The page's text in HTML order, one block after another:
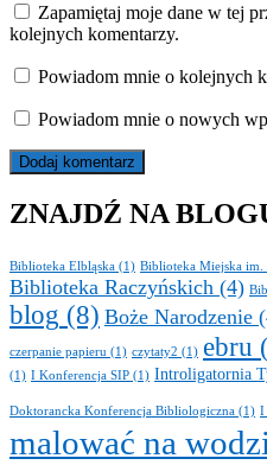
Zapamiętaj moje dane w tej
kolejnych komentarzy.
Powiadom mnie o kolejnych
Powiadom mnie o nowych
ZNAJDŹ NA
Biblioteka Elbląska (1) Biblioteka Miejska im.
Biblioteka Raczyńskich (4)
blog (8) Boże Narodzenie
czerpanie papieru (1) czytaty2 (1) ebru
(1) I Konferencja SIP (1) Introligatornia
Doktorancka Konferencja Bibliologiczna (1) I
malować na